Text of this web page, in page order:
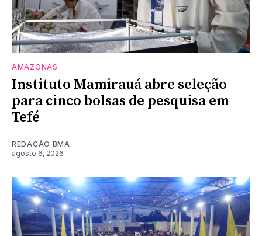
AMAZONAS
Instituto Mamirauá abre seleção
para cinco bolsas de pesquisa em
Tefé
REDAÇÃO BMA
agosto 6, 2026